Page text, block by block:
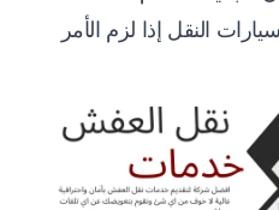
النقل إذا لزم الأمر